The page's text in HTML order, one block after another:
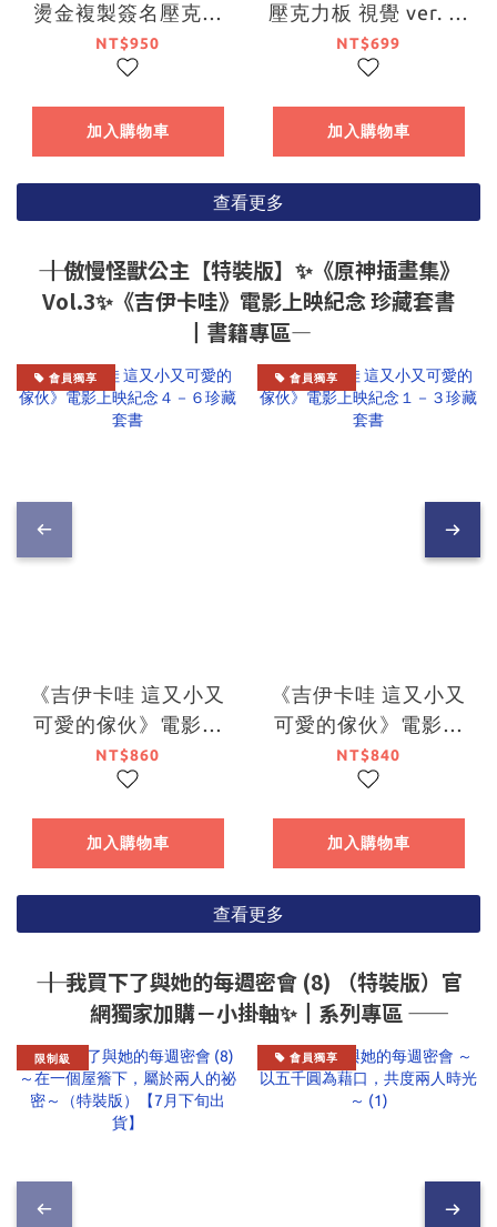
燙金複製簽名壓克力
板 Valentine's Day
2026 ver.& White
Day 2026 ver. 系列
【日本進口精品】
NT$950
加入購物車
壓克力板 視覺 ver. 系
列【日本進口精品】
NT$699
加入購物車
查看更多
―― ┃傲慢怪獸公主【特裝版】✨《原神插畫集》
Vol.3✨《吉伊卡哇》電影上映紀念 珍藏套書
┃書籍專區―
會員獨享
《吉伊卡哇 這又小又
可愛的傢伙》電影上
映紀念４－６珍藏套
書
NT$860
加入購物車
會員獨享
《吉伊卡哇 這又小又
可愛的傢伙》電影上
映紀念１－３珍藏套
書
NT$840
加入購物車
查看更多
―― ┃ 我買下了與她的每週密會 (8) （特裝版）官
網獨家加購－小掛軸✨┃系列專區 ――
限制級 會員獨享